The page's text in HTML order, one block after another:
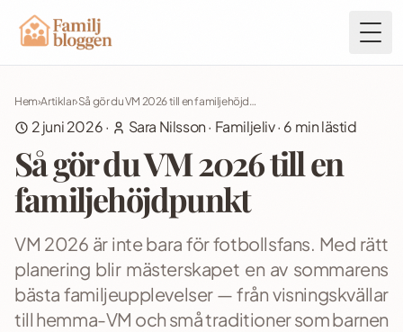
Hem›Artiklar› Så gör du VM 2026 till en familjehöjdpunkt
2 juni 2026· Sara Nilsson· Familjeliv· 6 min lästid
Så gör du VM 2026 till en
familjehöjdpunkt
VM 2026 är inte bara för fotbollsfans. Med rätt
planering blir mästerskapet en av sommarens
bästa familjeupplevelser — från visningskvällar
till hemma-VM och små traditioner som barnen